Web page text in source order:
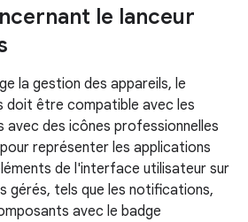
le lanceur
la gestion des appareils, le
doit être compatible avec les
avec des icônes professionnelles
représenter les applications
de l'interface utilisateur sur
gérés, tels que les notifications,
avec le badge